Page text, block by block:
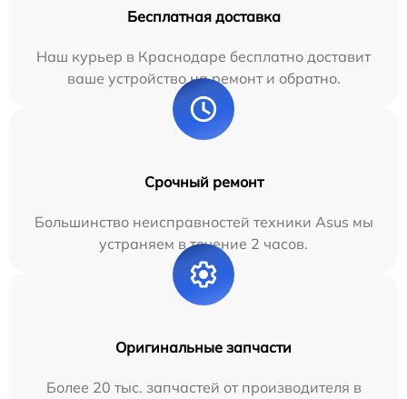
Бесплатная доставка
Наш курьер в Краснодаре бесплатно доставит
ваше устройство на ремонт и обратно.
Срочный ремонт
Большинство неисправностей техники Asus мы
устраняем в течение 2 часов.
Оригинальные запчасти
Более 20 тыс. запчастей от производителя в